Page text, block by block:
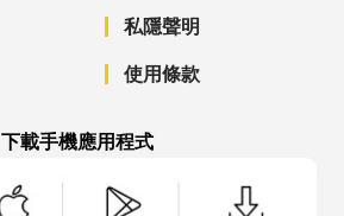
私隱聲明
使用條款
下載手機應用程式